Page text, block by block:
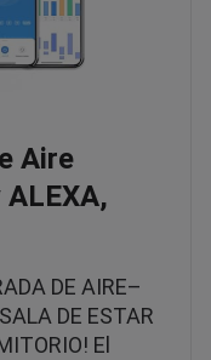
Aire
DE AIRE–
DE ESTAR
El